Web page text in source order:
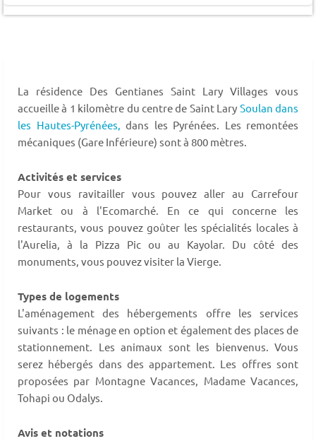
La résidence Des Gentianes Saint Lary Villages vous
accueille à 1 kilomètre du centre de Saint Lary Soulan dans
les Hautes-Pyrénées, dans les Pyrénées. Les remontées
mécaniques (Gare Inférieure) sont à 800 mètres.
Activités et services
Pour vous ravitailler vous pouvez aller au Carrefour
Market ou à l'Ecomarché. En ce qui concerne les
restaurants, vous pouvez goûter les spécialités locales à
l'Aurelia, à la Pizza Pic ou au Kayolar. Du côté des
monuments, vous pouvez visiter la Vierge.
Types de logements
L'aménagement des hébergements offre les services
suivants : le ménage en option et également des places de
stationnement. Les animaux sont les bienvenus. Vous
serez hébergés dans des appartement. Les offres sont
proposées par Montagne Vacances, Madame Vacances,
Tohapi ou Odalys.
Avis et notations